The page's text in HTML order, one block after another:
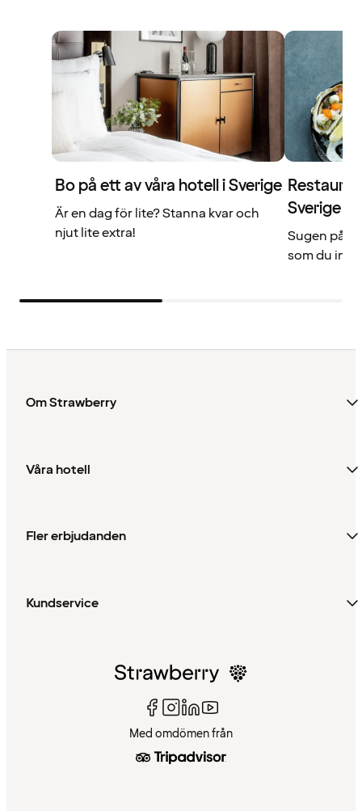
Bo på ett av våra hotell i Sverige
Är en dag för lite? Stanna kvar och
njut lite extra!
Sverige
Sugen på
som du inte
Om Strawberry
Våra hotell
Fler erbjudanden
Kundservice
Med omdömen från